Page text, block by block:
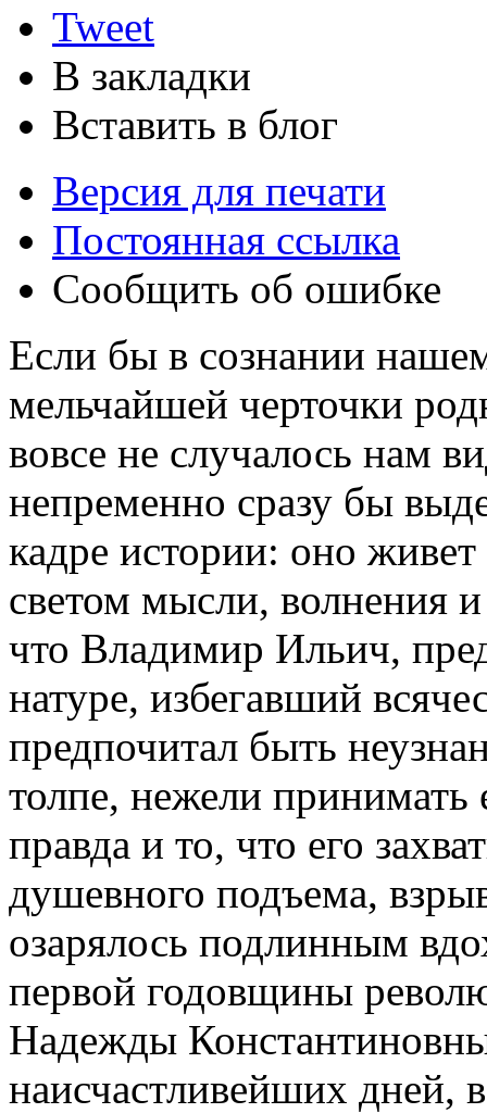
Tweet
В закладки
Вставить в блог
Версия для печати
Постоянная ссылка
Сообщить об ошибке
Если бы в сознании
мельчайшей черточки
вовсе не случалось нам
непременно сразу бы
кадре истории: оно
светом мысли, волнения
что Владимир Ильич,
натуре, избегавший
предпочитал быть
толпе, нежели
правда и то, что его
душевного подъема,
озарялось подлинным
первой годовщины
Надежды
наисчастливейших дней,